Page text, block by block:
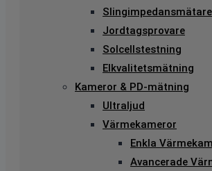
Slingimpedansmätare
Jordtagsprovare
Solcellstestning
Elkvalitetsmätning
Kameror & PD-mätning
Ultraljud
Värmekameror
Enkla
Avancerade